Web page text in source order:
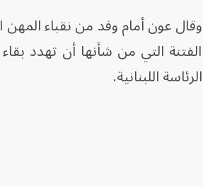
‏وقال عون أمام وفد من نقباء المهن
الفتنة التي من شأنها أن تهدد
الرئاسة اللبنانية.